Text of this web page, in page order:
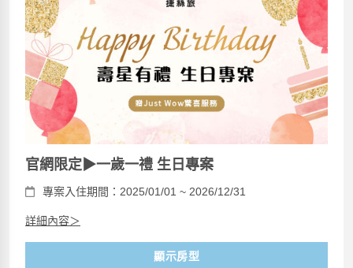
官網限定▶一歲一禮 生日專案
專案入住期間：2025/01/01 ~ 2026/12/31
詳細內容＞
顯示房型